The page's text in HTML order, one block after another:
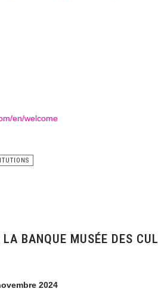
en/welcome
BANQUE MUSÉE DES
2024